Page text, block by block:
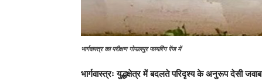
भार्गवास्त्र का परीक्षण गोपालपुर फायरिंग रेंज में
भार्गवास्त्रः युद्धक्षेत्र में बदलते परिदृश्य के अनुरूप देसी जवाब